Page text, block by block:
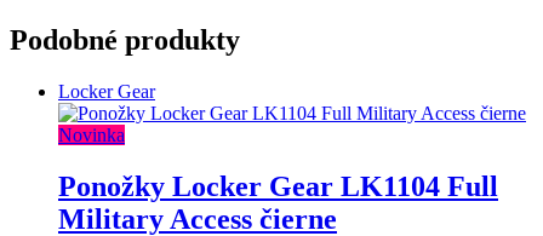
Podobné produkty
Locker Gear
Novinka
Ponožky Locker Gear LK1104 Full
Military Access čierne